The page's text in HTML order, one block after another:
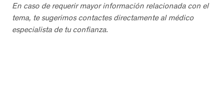
En caso de requerir mayor información relacionada con el
tema, te sugerimos contactes directamente al médico
especialista de tu confianza.